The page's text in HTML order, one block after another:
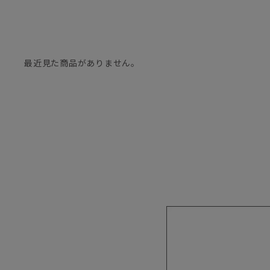
最近見た商品がありません。